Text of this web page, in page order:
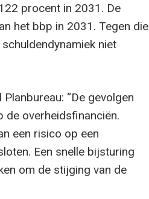
procent in 2031. De
het bbp in 2031. Tegen die
niet
“De gevolgen
de overheidsfinanciën.
een risico op een
Een snelle bijsturing
om de stijging van de